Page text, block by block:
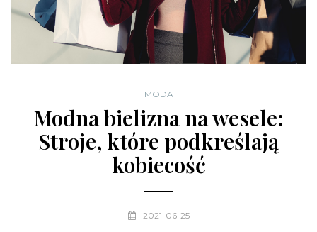
MODA
Modna bielizna na wesele:
Stroje, które podkreślają
kobiecość
2021-06-25